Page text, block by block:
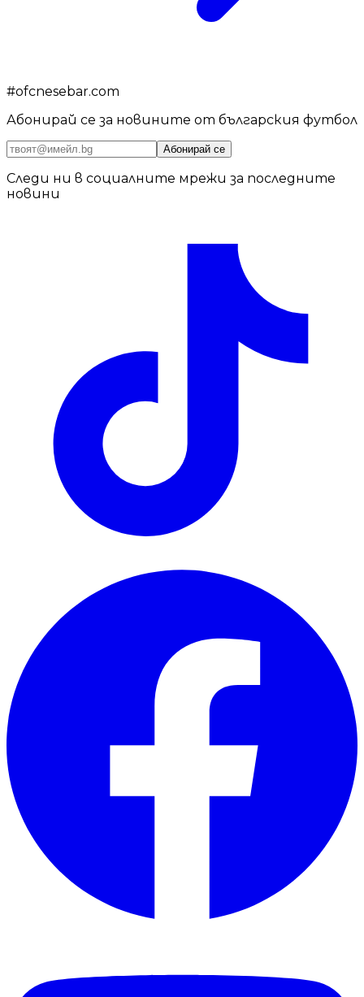
#ofcnesebar.com
Абонирай се за новините от българския футбол
Абонирай се
Следи ни в социалните мрежи за последните
новини